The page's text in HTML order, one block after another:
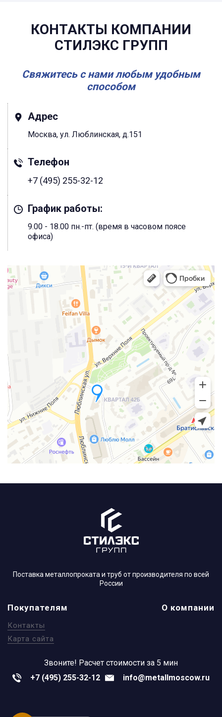
КОНТАКТЫ КОМПАНИИ
СТИЛЭКС ГРУПП
Свяжитесь с нами любым удобным
способом
Адрес
Москва, ул. Люблинская, д.151
Телефон
+7 (495) 255-32-12
График работы:
9.00 - 18.00 пн.-пт. (время в часовом поясе
офиса)
Поставка металлопроката и труб от производителя по всей
России
Покупателям
Контакты
Карта сайта
О компании
Звоните! Расчет стоимости за 5 мин
+7 (495) 255-32-12
info@metallmoscow.ru